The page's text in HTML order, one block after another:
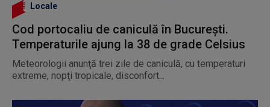
Locale
Cod portocaliu de caniculă în București.
Temperaturile ajung la 38 de grade Celsius
Meteorologii anunţă trei zile de caniculă, cu temperaturi
extreme, nopţi tropicale, disconfort...